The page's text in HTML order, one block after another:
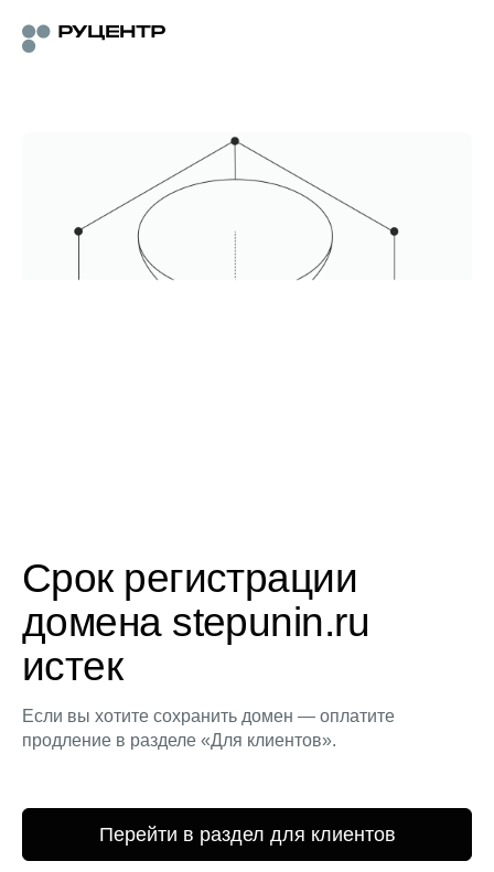
Срок регистрации
домена stepunin.ru
истек
Если вы хотите сохранить домен — оплатите
продление в разделе «Для клиентов».
Перейти в раздел для клиентов